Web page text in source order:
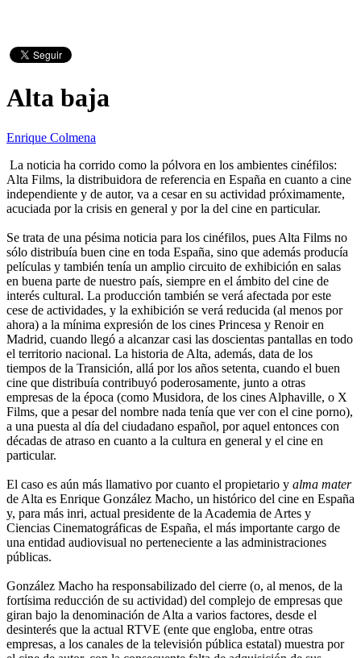
Alta baja
Enrique Colmena
La noticia ha corrido como la pólvora en los ambientes cinéfilos:
Alta Films, la distribuidora de referencia en España en cuanto a cine
independiente y de autor, va a cesar en su actividad próximamente,
acuciada por la crisis en general y por la del cine en particular.
Se trata de una pésima noticia para los cinéfilos, pues Alta Films no
sólo distribuía buen cine en toda España, sino que además producía
películas y también tenía un amplio circuito de exhibición en salas
en buena parte de nuestro país, siempre en el ámbito del cine de
interés cultural. La producción también se verá afectada por este
cese de actividades, y la exhibición se verá reducida (al menos por
ahora) a la mínima expresión de los cines Princesa y Renoir en
Madrid, cuando llegó a alcanzar casi las doscientas pantallas en todo
el territorio nacional. La historia de Alta, además, data de los
tiempos de la Transición, allá por los años setenta, cuando el buen
cine que distribuía contribuyó poderosamente, junto a otras
empresas de la época (como Musidora, de los cines Alphaville, o X
Films, que a pesar del nombre nada tenía que ver con el cine porno),
a una puesta al día del ciudadano español, por aquel entonces con
décadas de atraso en cuanto a la cultura en general y el cine en
particular.
El caso es aún más llamativo por cuanto el propietario y alma mater
de Alta es Enrique González Macho, un histórico del cine en España
y, para más inri, actual presidente de la Academia de Artes y
Ciencias Cinematográficas de España, el más importante cargo de
una entidad audiovisual no perteneciente a las administraciones
públicas.
González Macho ha responsabilizado del cierre (o, al menos, de la
fortísima reducción de su actividad) del complejo de empresas que
giran bajo la denominación de Alta a varios factores, desde el
desinterés que la actual RTVE (ente que engloba, entre otras
empresas, a los canales de la televisión pública estatal) muestra por